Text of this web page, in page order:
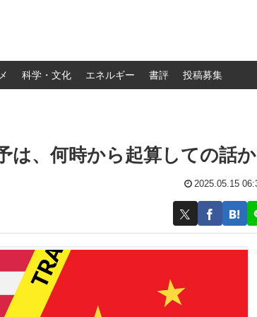
科学・文化 エネルギー 書評 投稿募集
は、何時から起算しての話
2025.05.15